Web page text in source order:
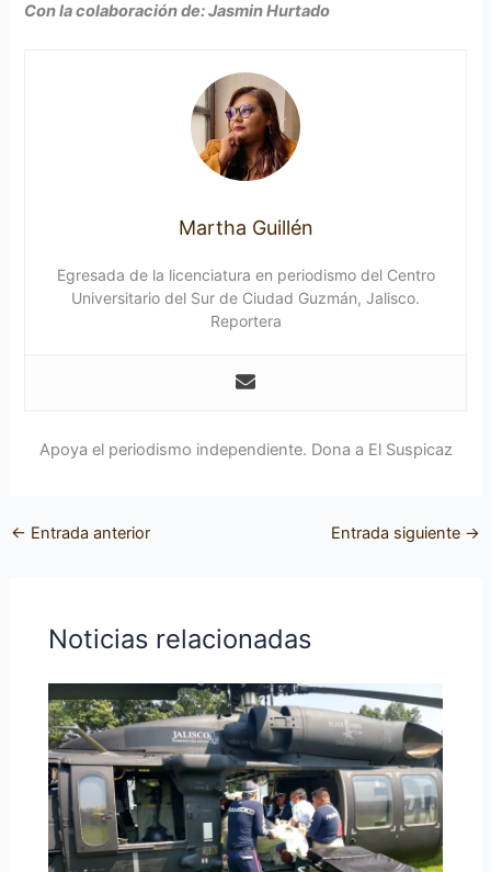
Con la colaboración de: Jasmin Hurtado
Martha Guillén
Egresada de la licenciatura en periodismo del Centro
Universitario del Sur de Ciudad Guzmán, Jalisco.
Reportera
Apoya el periodismo independiente. Dona a El Suspicaz
← Entrada anterior Entrada siguiente →
Noticias relacionadas